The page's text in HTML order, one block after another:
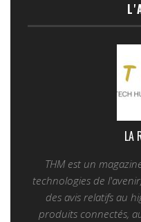
LA
THM est un
technologies de
des avis relatifs au
produits connectés,